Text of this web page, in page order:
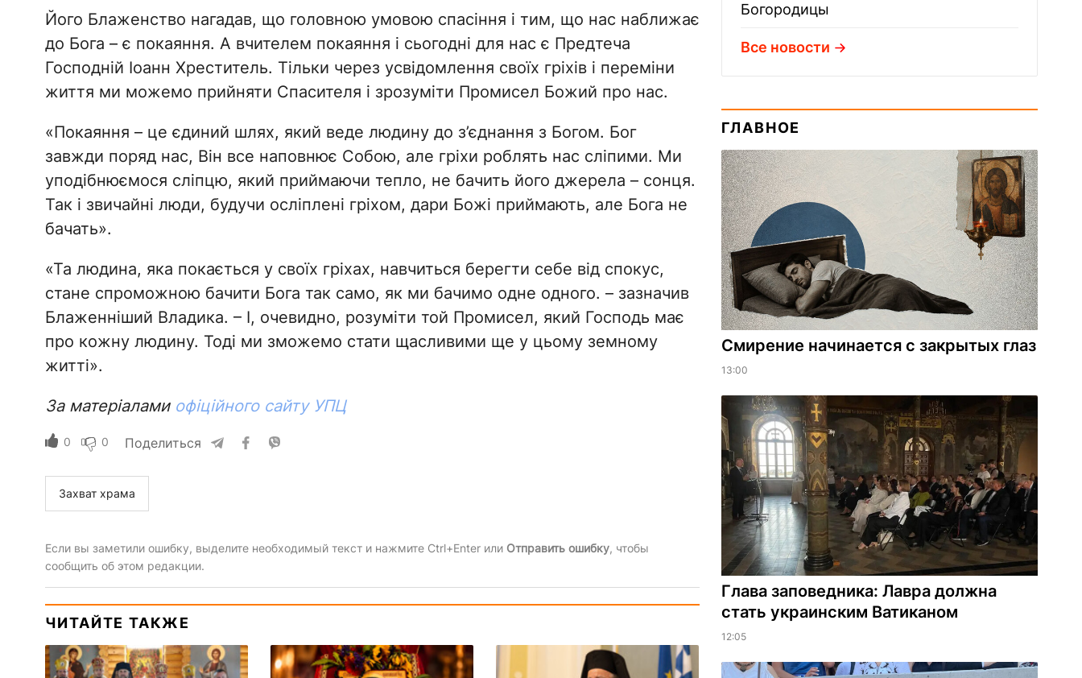
Його Блаженство нагадав, що головною умовою спасіння і тим, що нас наближає
до Бога – є покаяння. А вчителем покаяння і сьогодні для нас є Предтеча
Господній Іоанн Хреститель. Тільки через усвідомлення своїх гріхів і переміни
життя ми можемо прийняти Спасителя і зрозуміти Промисел Божий про нас.
«Покаяння – це єдиний шлях, який веде людину до з’єднання з Богом. Бог
завжди поряд нас, Він все наповнює Собою, але гріхи роблять нас сліпими. Ми
уподібнюємося сліпцю, який приймаючи тепло, не бачить його джерела – сонця.
Так і звичайні люди, будучи осліплені гріхом, дари Божі приймають, але Бога не
бачать».
«Та людина, яка покається у своїх гріхах, навчиться берегти себе від спокус,
стане спроможною бачити Бога так само, як ми бачимо одне одного. – зазначив
Блаженніший Владика. – І, очевидно, розуміти той Промисел, який Господь має
про кожну людину. Тоді ми зможемо стати щасливими ще у цьому земному
житті».
За матеріалами офіційного сайту УПЦ
0 0 Поделиться
Захват храма
Если вы заметили ошибку, выделите необходимый текст и нажмите Ctrl+Enter или Отправить ошибку, чтобы
сообщить об этом редакции.
ЧИТАЙТЕ ТАКЖЕ
Богородицы
Все новости
ГЛАВНОЕ
Смирение начинается с закрытых глаз
13:00
Глава заповедника: Лавра должна
стать украинским Ватиканом
12:05